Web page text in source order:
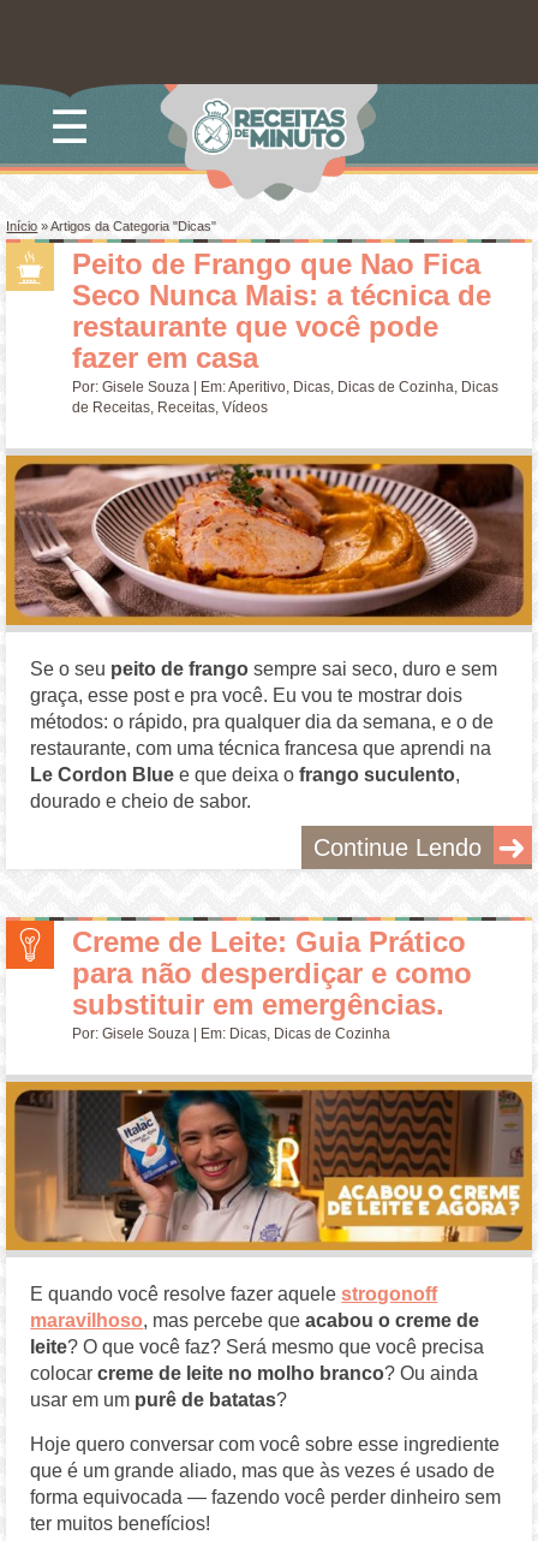
☰
Início»Artigos da Categoria "Dicas"
Peito de Frango que Nao Fica
Seco Nunca Mais: a técnica de
restaurante que você pode
fazer em casa
Por:Gisele Souza | Em:Aperitivo, Dicas, Dicas de Cozinha, Dicas
de Receitas, Receitas,Vídeos
Se o seu peito de frango sempre sai seco, duro e sem
graça, esse post e pra você. Eu vou te mostrar dois
métodos: o rápido, pra qualquer dia da semana, e o de
restaurante, com uma técnica francesa que aprendi na
Le Cordon Blue e que deixa ofrango suculento,
dourado e cheio de sabor.
Continue Lendo
Creme de Leite: Guia Prático
para não desperdiçar e como
substituir em emergências.
Por:Gisele Souza | Em: Dicas Dicas de Cozinha
E quando você resolve fazer aquelestrogonoff
maravilhoso, mas percebe queacabou o creme de
leite? O que você faz? Será mesmo que você precisa
colocarcreme de leite no molho branco? Ou ainda
usar em um purê de batatas?
Hoje quero conversar com você sobre esse ingrediente
que é um grande aliado, mas que às vezes é usado de
forma equivocada — fazendo você perder dinheiro sem
ter muitos benefícios!